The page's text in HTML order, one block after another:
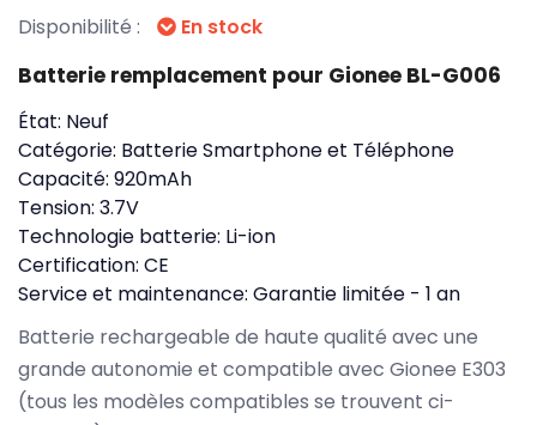
Disponibilité : En stock
Batterie remplacement pour Gionee BL-G006
État: Neuf
Catégorie: Batterie Smartphone et Téléphone
Capacité: 920mAh
Tension: 3.7V
Technologie batterie: Li-ion
Certification: CE
Service et maintenance: Garantie limitée - 1 an
Batterie rechargeable de haute qualité avec une
grande autonomie et compatible avec Gionee E303
(tous les modèles compatibles se trouvent ci-